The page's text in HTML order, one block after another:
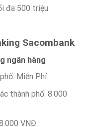
đa 500 triệu
Sacombank
ngân hàng
Miễn Phí
thành phố: 8.000
VNĐ.